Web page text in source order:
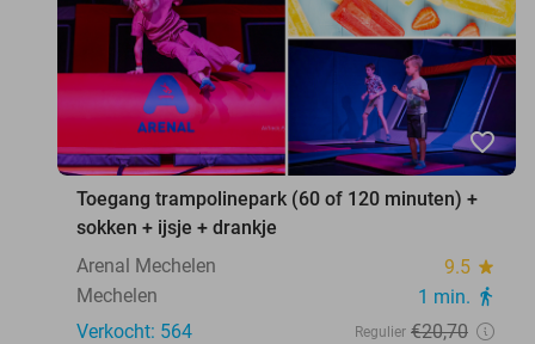
favorite_border
Toegang trampolinepark (60 of 120 minuten) +
sokken + ijsje + drankje
Arenal Mechelen
9.5 star
Mechelen 1 min. directions_walk
Verkocht: 564 Regulier €20,70